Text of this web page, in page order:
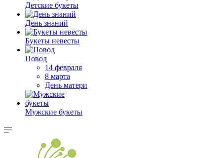
Детские букеты
День знаний
Букеты невесты
Повод
14 февраля
8 марта
День матери
Мужские букеты